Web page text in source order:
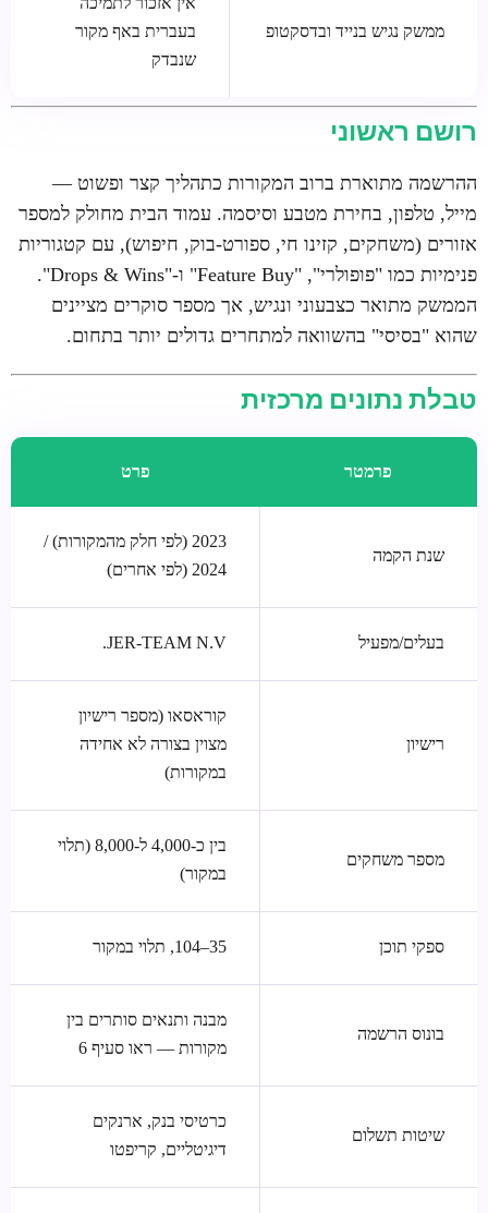
ממשק נגיש בנייד ובדסקטופ
אין אזכור לתמיכה
בעברית באף מקור
שנבדק
רושם ראשוני
ההרשמה מתוארת ברוב המקורות כתהליך קצר ופשוט —
מייל, טלפון, בחירת מטבע וסיסמה. עמוד הבית מחולק למספר
אזורים (משחקים, קזינו חי, ספורט-בוק, חיפוש), עם קטגוריות
פנימיות כמו "פופולרי", "Feature Buy" ו-"Drops & Wins".
הממשק מתואר כצבעוני ונגיש, אך מספר סוקרים מציינים
שהוא "בסיסי" בהשוואה למתחרים גדולים יותר בתחום.
טבלת נתונים מרכזית
פרמטר פרט
שנת הקמה
2023 (לפי חלק מהמקורות) /
2024 (לפי אחרים)
בעלים/מפעיל JER-TEAM N.V.
רישיון
קוראסאו (מספר רישיון
מצוין בצורה לא אחידה
במקורות)
מספר משחקים
בין כ-4,000 ל-8,000 (תלוי
במקור)
ספקי תוכן 35–104, תלוי במקור
בונוס הרשמה
מבנה ותנאים סותרים בין
מקורות — ראו סעיף 6
שיטות תשלום
כרטיסי בנק, ארנקים
דיגיטליים, קריפטו